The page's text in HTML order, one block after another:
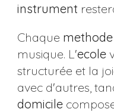
instrument
Chaque methode
musique. L'ecole
structurée et la
avec d'autres,
domicile